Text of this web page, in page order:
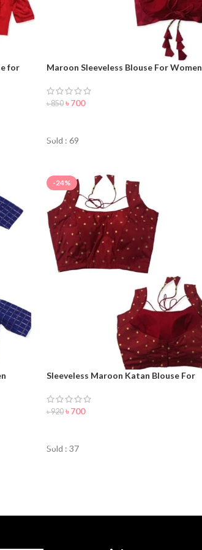
for
Maroon Sleeveless Blouse For Women
৳850 ৳700
Sold : 69
-24%
Sleeveless Maroon Katan Blouse For
৳920 ৳700
Sold : 37